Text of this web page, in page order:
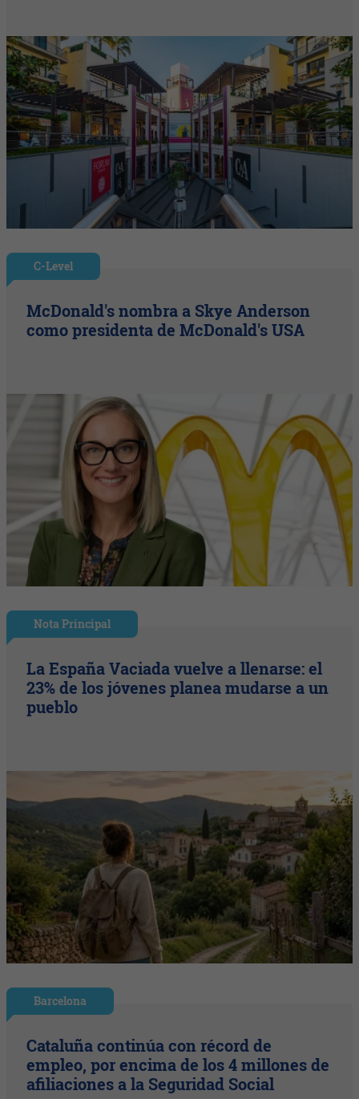
C-Level
McDonald's nombra a Skye Anderson
como presidenta de McDonald's USA
Nota Principal
La España Vaciada vuelve a llenarse: el
23% de los jóvenes planea mudarse a un
pueblo
Barcelona
Cataluña continúa con récord de
empleo, por encima de los 4 millones de
afiliaciones a la Seguridad Social